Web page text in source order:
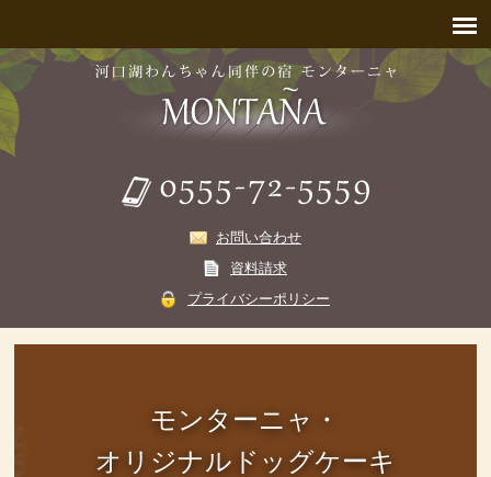
お問い合わせ
資料請求
プライバシーポリシー
モンターニャ・
オリジナルドッグケーキ